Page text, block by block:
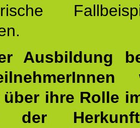
Ausbildung
ihre Rolle
der